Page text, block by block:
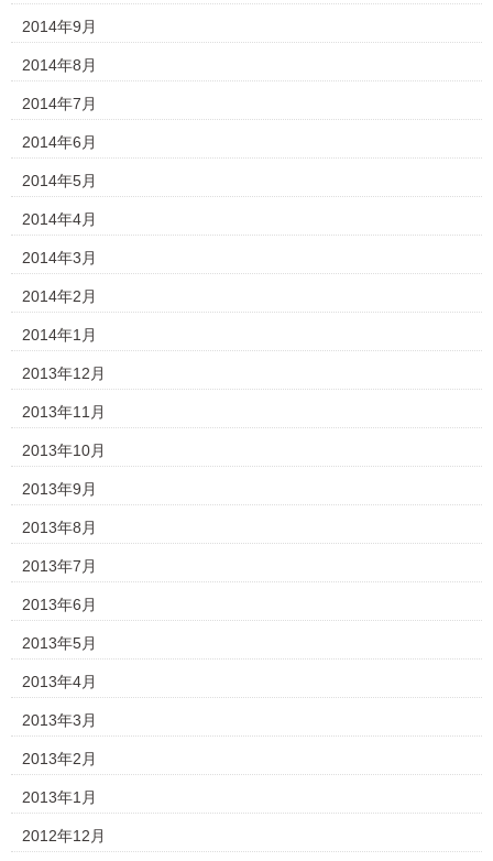
2014年9月
2014年8月
2014年7月
2014年6月
2014年5月
2014年4月
2014年3月
2014年2月
2014年1月
2013年12月
2013年11月
2013年10月
2013年9月
2013年8月
2013年7月
2013年6月
2013年5月
2013年4月
2013年3月
2013年2月
2013年1月
2012年12月